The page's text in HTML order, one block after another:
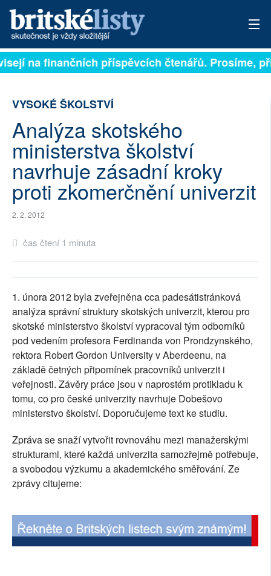
PŘIHLÁSIT
ROZHOVORY
TÉMATA
NEJČTENĚJŠÍ ZA 7 DNÍ
RUBRIKY
PLNÁ VERZE STRÁNEK
na finančních příspěvcích čtenářů. Prosíme,
VYSOKÉ ŠKOLSTVÍ
Analýza skotského
ministerstva školství
navrhuje zásadní kroky
proti zkomerčnění univerzit
2. 2. 2012
čas čtení 1 minuta
1. února 2012 byla zveřejněna cca padesátistránková
analýza správní struktury skotských univerzit, kterou pro
skotské ministerstvo školství vypracoval tým odborníků
pod vedením profesora Ferdinanda von Prondzynského,
rektora Robert Gordon University v Aberdeenu, na
základě četných připomínek pracovníků univerzit i
veřejnosti. Závěry práce jsou v naprostém protikladu k
tomu, co pro české univerzity navrhuje Dobešovo
ministerstvo školství. Doporučujeme text ke studiu.
Zpráva se snaží vytvořit rovnováhu mezi manažerskými
strukturami, které každá univerzita samozřejmě potřebuje,
a svobodou výzkumu a akademického směřování. Ze
zprávy citujeme: